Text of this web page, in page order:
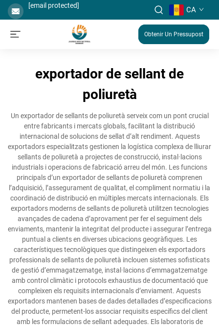
[email protected] CA
Obtenir Un Pressupost
exportador de sellant de
poliuretà
Un exportador de sellants de poliuretà serveix com un pont crucial
entre fabricants i mercats globals, facilitant la distribució
internacional de solucions de sellat d’alt rendiment. Aquests
exportadors especialitzats gestionen la logística complexa de lliurar
sellants de poliuretà a projectes de construcció, instal·lacions
industrials i operacions de fabricació arreu del món. Les funcions
principals d’un exportador de sellants de poliuretà comprenen
l’adquisició, l’assegurament de qualitat, el compliment normatiu i la
coordinació de distribució en múltiples mercats internacionals. Els
exportadors moderns de sellants de poliuretà utilitzen tecnologies
avançades de cadena d’aprovament per fer el seguiment dels
enviaments, mantenir la integritat del producte i assegurar l’entrega
puntual a clients en diverses ubicacions geogràfiques. Les
característiques tecnològiques que distingeixen els exportadors
professionals de sellants de poliuretà inclouen sistemes sofisticats
de gestió d’emmagatzematge, instal·lacions d’emmagatzematge
amb control climàtic i protocols exhaustius de documentació que
compleixen els requisits internacionals d’enviament. Aquests
exportadors mantenen bases de dades detallades d’especificacions
del producte, permetent-los associar requisits específics del client
amb les formulacions de sellant adequades. Els laboratoris de